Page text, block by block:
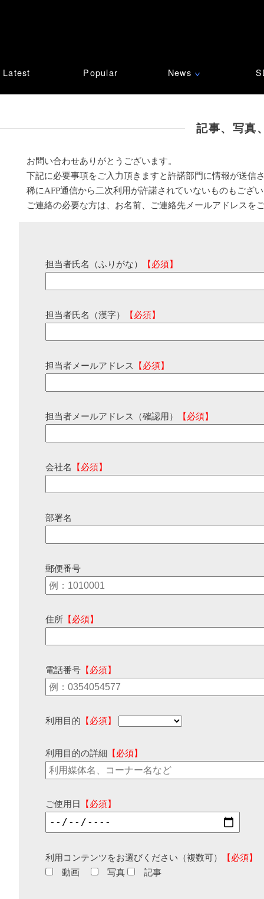
Latest Popular News ∨
記事、写真
お問い合わせありがとうございます。
下記に必要事項をご入力頂きますと許諾部門に情報が送信
稀にAFP通信から二次利用が許諾されていないものもござ
ご連絡の必要な方は、お名前、ご連絡先メールアドレスを
担当者氏名（ふりがな） 【必須】
担当者氏名（漢字） 【必須】
担当者メールアドレス 【必須】
担当者メールアドレス（確認用） 【必須】
会社名 【必須】
部署名
郵便番号
住所 【必須】
電話番号 【必須】
利用目的 【必須】
利用目的の詳細 【必須】
ご使用日 【必須】
利用コンテンツをお選びください（複数可）
【必須】
動画
写真 記事